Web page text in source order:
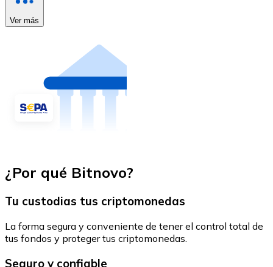
Ver más
¿Por qué Bitnovo?
Tu custodias tus criptomonedas
La forma segura y conveniente de tener el control total de
tus fondos y proteger tus criptomonedas.
Seguro y confiable